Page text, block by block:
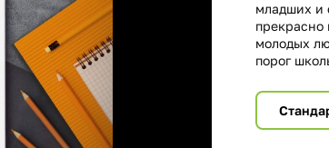
младших и
прекрасно
молодых
порог